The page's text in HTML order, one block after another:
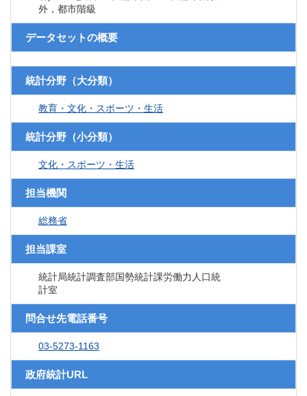
外，都市階級
データセットの概要
統計分野（大分類）
教育・文化・スポーツ・生活
統計分野（小分類）
文化・スポーツ・生活
担当機関
総務省
担当課室
統計局統計調査部国勢統計課労働力人口統
計室
問合せ先電話番号
03-5273-1163
政府統計URL